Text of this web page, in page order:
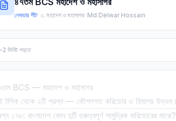
লেকচার শীট· ২. মহাদেশ ও মহাসাগর· Md Delwar Hossain
2 মিনিট পড়তে
BCS — মহাদেশ ও মহাসাগর
টপিক থেকে ২টি প্রশ্ন — কৌশলগত করিডোর ও হিমালয় উদ্ভব।
১৭৮: বাংলাদেশ কোন দুটি গুরুত্বপূর্ণ সামুদ্রিক করিডোরের মাঝে?